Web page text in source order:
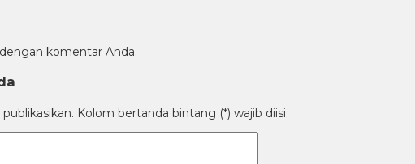
komentar Anda.
Kolom bertanda bintang (*) wajib diisi.